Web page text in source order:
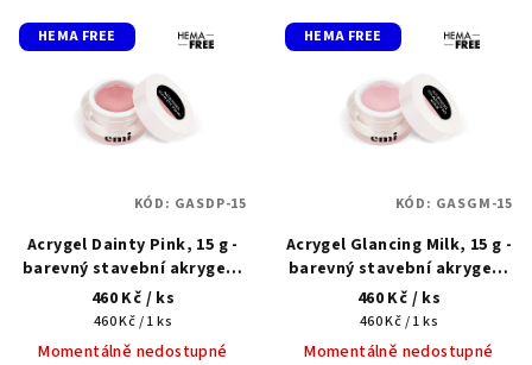
V
ý
d
HEMA FREE
Acrygel Dainty Pink, 15 g -
barevný stavební akrygel s
shimmerem
460 Kč / ks
Měrná
cena:
460 Kč / 1 ks
Momentálně nedostupné
KÓD: GASDP-15
HEMA FREE
Acrygel Glancing Milk, 15 g -
barevný stavební akrygel s
shimmerem
460 Kč / ks
Měrná
cena:
460 Kč / 1 ks
Momentálně nedostupné
KÓD: GASGM-15